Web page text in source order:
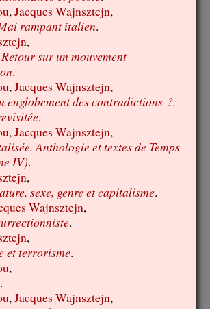
,Jacques Wajnsztejn,
rampant italien.
,
sur un mouvement
.
,Jacques Wajnsztejn,
englobement des contradictions ?.
.
,Jacques Wajnsztejn,
Anthologie et textes de Temps
IV).
,
sexe, genre et capitalisme.
Wajnsztejn,
.
,
et terrorisme.
,
.
,Jacques Wajnsztejn,